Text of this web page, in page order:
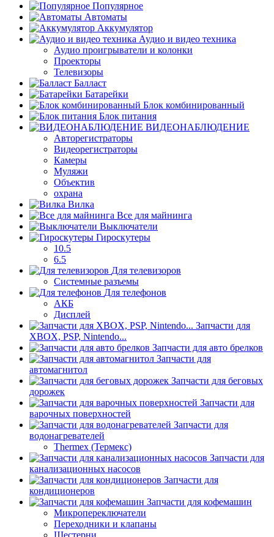
Популярное
Автоматы
Аккумулятор
Аудио и видео техника
Аудио проигрыватели и колонки
Проекторы
Телевизоры
Балласт
Батарейки
Блок комбинированный
Блок питания
ВИДЕОНАБЛЮДЕНИЕ
Авторегистраторы
Видеорегистраторы
Камеры
Муляжи
Объектив
охрана
Вилка
Все для майнинга
Выключатели
Гироскутеры
10.5
6.5
Для телевизоров
Системные разъемы
Для телефонов
АКБ
Дисплей
Запчасти для
XBOX, PSP, Nintendo...
Запчасти для авто брелков
Запчасти для
автомагнитол
Запчасти для беговых
дорожек
Запчасти для
варочных поверхностей
Запчасти для
водонагревателей
Thermex (Термекс)
Запчасти для
канализационных насосов
Запчасти для
кондиционеров
Запчасти для кофемашин
Микропереключатели
Переходники и клапаны
Шестерни